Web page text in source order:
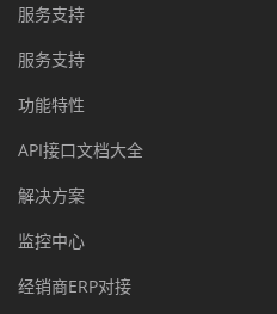
服务支持
服务支持
功能特性
API接口文档大全
解决方案
监控中心
经销商ERP对接